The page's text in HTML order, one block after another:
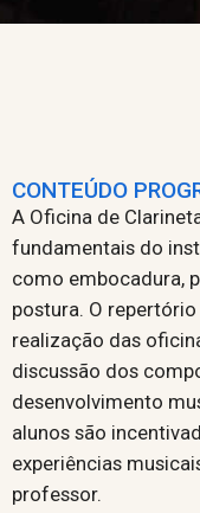
CONTEÚDO
A Oficina de
fundamentais do
como embocadura,
postura. O
realização das
discussão dos
desenvolvimento
alunos são
experiências
professor.